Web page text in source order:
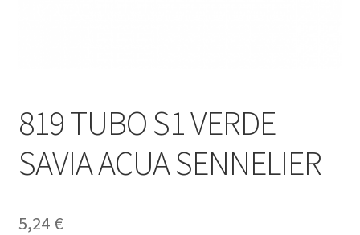
819 TUBO S1 VERDE
SAVIA ACUA SENNELIER
5,24 €